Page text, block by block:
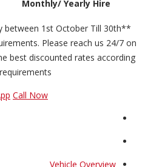
Monthly/ Yearly Hire
between 1st October Till 30th
Please reach us 24/7 on
best discounted rates according
Call Now
Vehicle Overview